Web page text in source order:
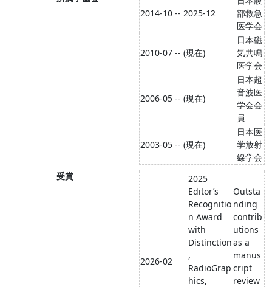
2014-10 -- 2025-12
部救急
医学会
2010-07 -- (現在)
日本磁
気共鳴
医学会
2006-05 -- (現在)
日本超
音波医
学会会
員
2003-05 -- (現在)
日本医
学放射
線学会
受賞
2026-02
2025
Editor’s
Recognitio
n Award
with
Distinction
,
RadioGrap
hics,
Outsta
nding
contrib
utions
as a
manus
cript
review